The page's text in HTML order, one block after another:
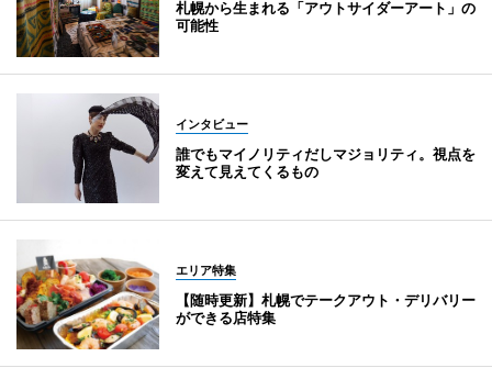
札幌から生まれる「アウトサイダーアート」の
可能性
インタビュー
誰でもマイノリティだしマジョリティ。視点を
変えて見えてくるもの
エリア特集
【随時更新】札幌でテークアウト・デリバリー
ができる店特集